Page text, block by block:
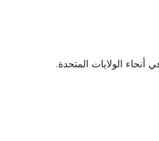
أنحاء الولايات المتحدة.